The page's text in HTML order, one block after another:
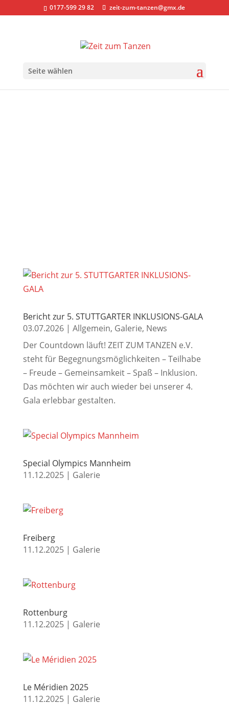
0177-599 29 82 zeit-zum-tanzen@gmx.de
Seite wählen
Bericht zur 5. STUTTGARTER INKLUSIONS-GALA
03.07.2026| Allgemein, Galerie, News
Der Countdown läuft! ZEIT ZUM TANZEN e.V.
steht für Begegnungsmöglichkeiten – Teilhabe
– Freude – Gemeinsamkeit – Spaß – Inklusion.
Das möchten wir auch wieder bei unserer 4.
Gala erlebbar gestalten.
Special Olympics Mannheim
11.12.2025| Galerie
Freiberg
11.12.2025| Galerie
Rottenburg
11.12.2025| Galerie
Le Méridien 2025
11.12.2025| Galerie